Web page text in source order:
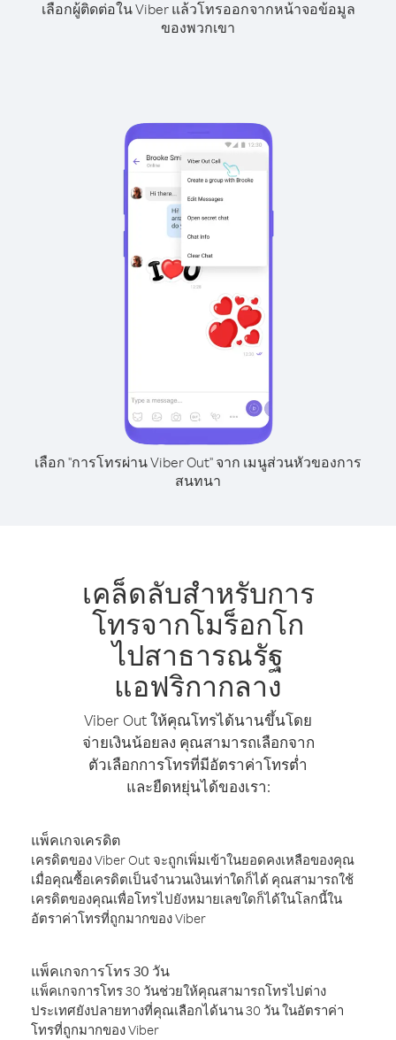
เลือกผู้ติดต่อใน Viber แล้วโทรออกจากหน้าจอข้อมูล
ของพวกเขา
เลือก "การโทรผ่าน Viber Out" จาก เมนูส่วนหัวของการ
สนทนา
เคล็ดลับสำหรับการ
โทรจากโมร็อกโก
ไปสาธารณรัฐ
แอฟริกากลาง
Viber Out ให้คุณโทรได้นานขึ้นโดย
จ่ายเงินน้อยลง คุณสามารถเลือกจาก
ตัวเลือกการโทรที่มีอัตราค่าโทรต่ำ
และยืดหยุ่นได้ของเรา:
แพ็คเกจเครดิต
เครดิตของ Viber Out จะถูกเพิ่มเข้าในยอดคงเหลือของคุณ
เมื่อคุณซื้อเครดิตเป็นจำนวนเงินเท่าใดก็ได้ คุณสามารถใช้
เครดิตของคุณเพื่อโทรไปยังหมายเลขใดก็ได้ในโลกนี้ใน
อัตราค่าโทรที่ถูกมากของ Viber
แพ็คเกจการโทร 30 วัน
แพ็คเกจการโทร 30 วันช่วยให้คุณสามารถโทรไปต่าง
ประเทศยังปลายทางที่คุณเลือกได้นาน 30 วัน ในอัตราค่า
โทรที่ถูกมากของ Viber